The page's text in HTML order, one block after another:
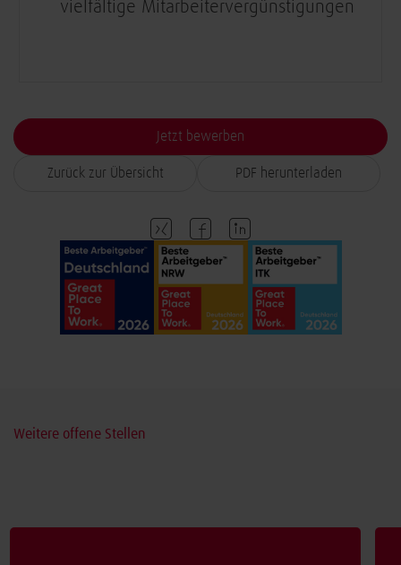
vielfältige Mitarbeitervergünstigungen
Jetzt bewerben
Zurück zur Übersicht PDF herunterladen
Weitere offene Stellen